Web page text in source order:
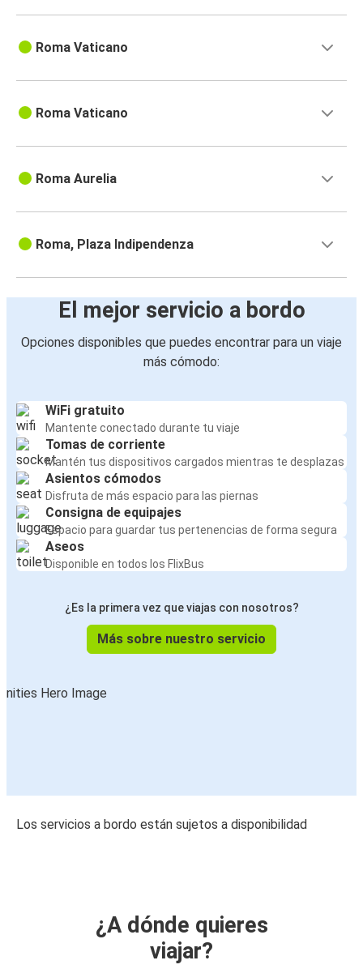
Roma Vaticano
Roma Vaticano
Roma Aurelia
Roma, Plaza Indipendenza
El mejor servicio a bordo
Opciones disponibles que puedes encontrar para un viaje
más cómodo:
WiFi gratuito
Mantente conectado durante tu viaje
Tomas de corriente
Mantén tus dispositivos cargados mientras te desplazas
Asientos cómodos
Disfruta de más espacio para las piernas
Consigna de equipajes
Espacio para guardar tus pertenencias de forma segura
Aseos
Disponible en todos los FlixBus
¿Es la primera vez que viajas con nosotros?
Más sobre nuestro servicio
Los servicios a bordo están sujetos a disponibilidad
¿A dónde quieres
viajar?